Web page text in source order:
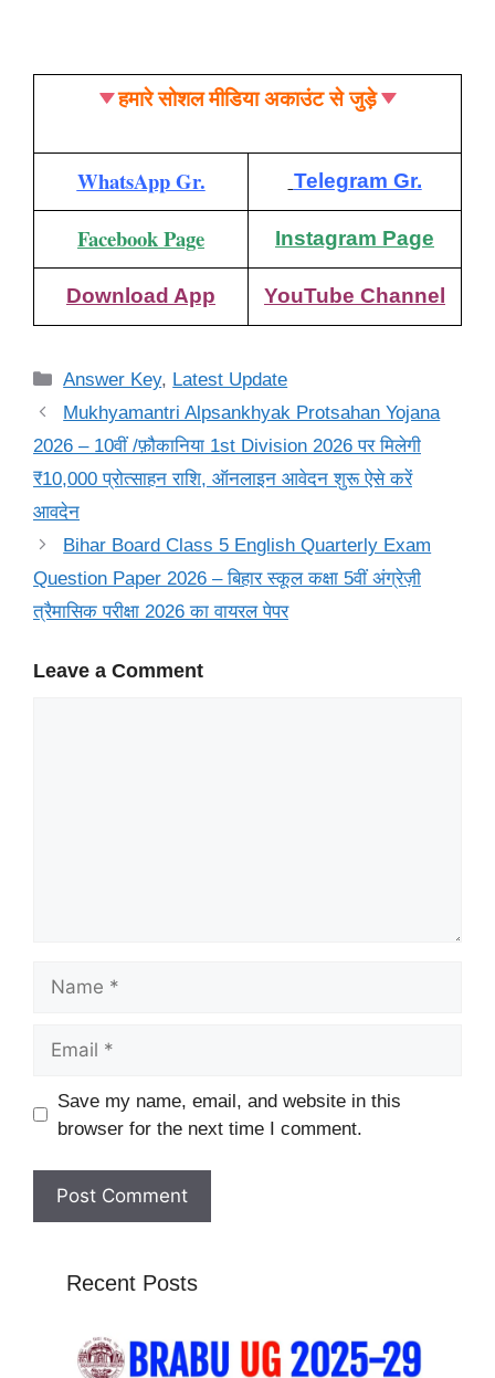
हमारे सोशल मीडिया अकाउंट से जुड़े
WhatsApp Gr. Telegram Gr.
Facebook Page Instagram Page
Download App YouTube Channel
Categories
Answer Key, Latest Update
Mukhyamantri Alpsankhyak Protsahan Yojana
2026 – 10वीं /फ़ौकानिया 1st Division 2026 पर मिलेगी
₹10,000 प्रोत्साहन राशि, ऑनलाइन आवेदन शुरू ऐसे करें
आवदेन
Bihar Board Class 5 English Quarterly Exam
Question Paper 2026 – बिहार स्कूल कक्षा 5वीं अंग्रेज़ी
त्रैमासिक परीक्षा 2026 का वायरल पेपर
Leave a Comment
Website
Save my name, email, and website in this
browser for the next time I comment.
Recent Posts